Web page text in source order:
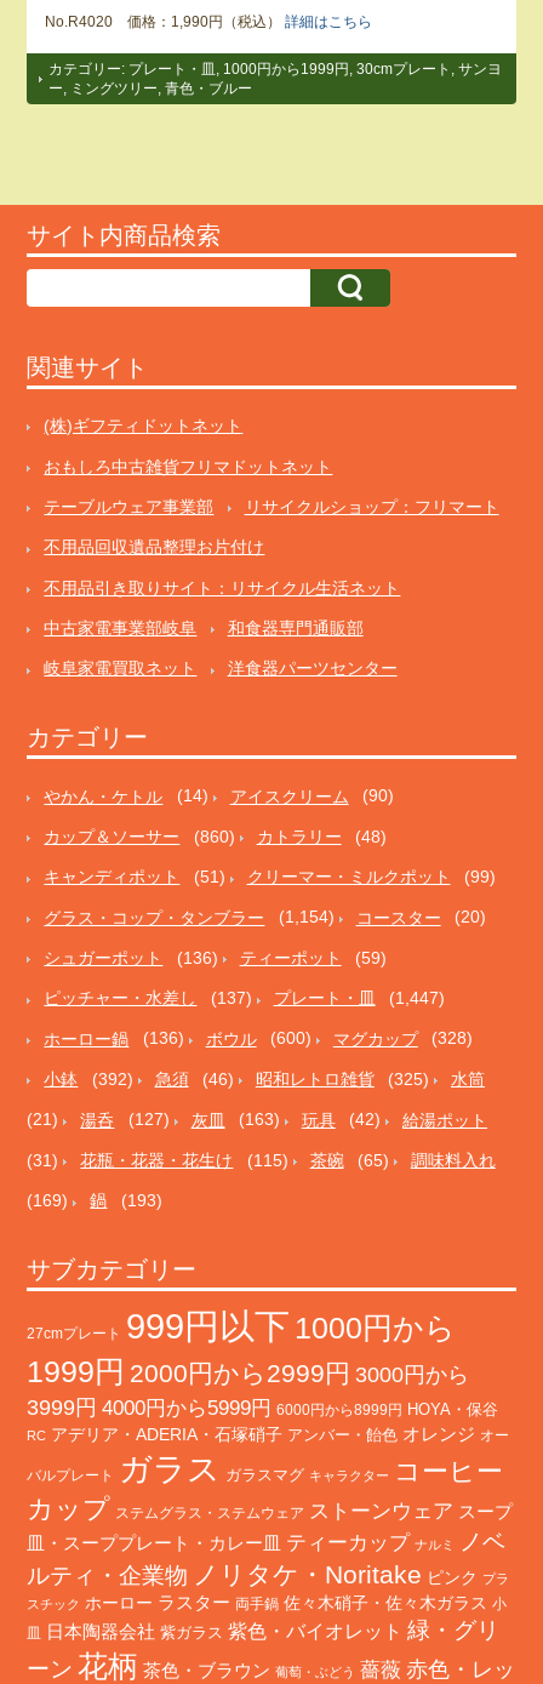
No.R4020 価格：1,990円（税込）詳細はこちら
カテゴリー: プレート・皿 1000円から1999円 ,30cmプレート ,サンヨ
ー
ミングツリー ,青色・ブルー
サイト内商品検索
関連サイト
(株)ギフティドットネット
おもしろ中古雑貨フリマドットネット
テーブルウェア事業部 リサイクルショップ：フリマート
不用品回収遺品整理お片付け
不用品引き取りサイト：リサイクル生活ネット
中古家電事業部岐阜 和食器専門通販部
岐阜家電買取ネット 洋食器パーツセンター
カテゴリー
やかん・ケトル (14) アイスクリーム (90)
カップ＆ソーサー (860) カトラリー (48)
キャンディポット (51) クリーマー・ミルクポット (99)
グラス・コップ・タンブラー (1,154) コースター (20)
シュガーポット (136) ティーポット (59)
ピッチャー・水差し (137) プレート・皿 (1,447)
ホーロー鍋 (136) ボウル (600) マグカップ (328)
小鉢 (392) 急須 (46) 昭和レトロ雑貨 (325) 水筒
(21) 湯呑 (127) 灰皿 (163) 玩具 (42) 給湯ポット
(31) 花瓶・花器・花生け (115) 茶碗 (65) 調味料入れ
(169) 鍋 (193)
サブカテゴリー
27cmプレート 999円以下 1000円から
1999円 2000円から2999円 3000円から
3999円 4000円から5999円 6000円から8999円 HOYA・保谷
RC アデリア・ADERIA・石塚硝子 アンバー・飴色 オレンジ オー
バルプレート ガラス ガラスマグ キャラクター
コーヒー
カップ ステムグラス・ステムウェア ストーンウェア スープ
皿・スーププレート・カレー皿 ティーカップ ナルミ
ノベ
ルティ・企業物 ノリタケ・Noritake ピンク プラ
スチック ホーロー ラスター 両手鍋 佐々木硝子・佐々木ガラス 小
皿 日本陶器会社 紫ガラス 紫色・バイオレット 緑・グリ
ーン 花柄 茶色・ブラウン 葡萄・ぶどう 薔薇 赤色・レッ